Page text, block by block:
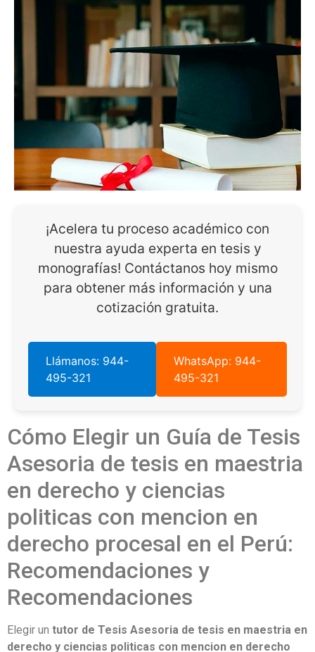
¡Acelera tu proceso académico con
nuestra ayuda experta en tesis y
monografías! Contáctanos hoy mismo
para obtener más información y una
cotización gratuita.
Llámanos: 944-
495-321
WhatsApp: 944-
495-321
Cómo Elegir un Guía de Tesis
Asesoria de tesis en maestria
en derecho y ciencias
politicas con mencion en
derecho procesal en el Perú:
Recomendaciones y
Recomendaciones
Elegir un tutor de Tesis Asesoria de tesis en maestria en
derecho y ciencias politicas con mencion en derecho